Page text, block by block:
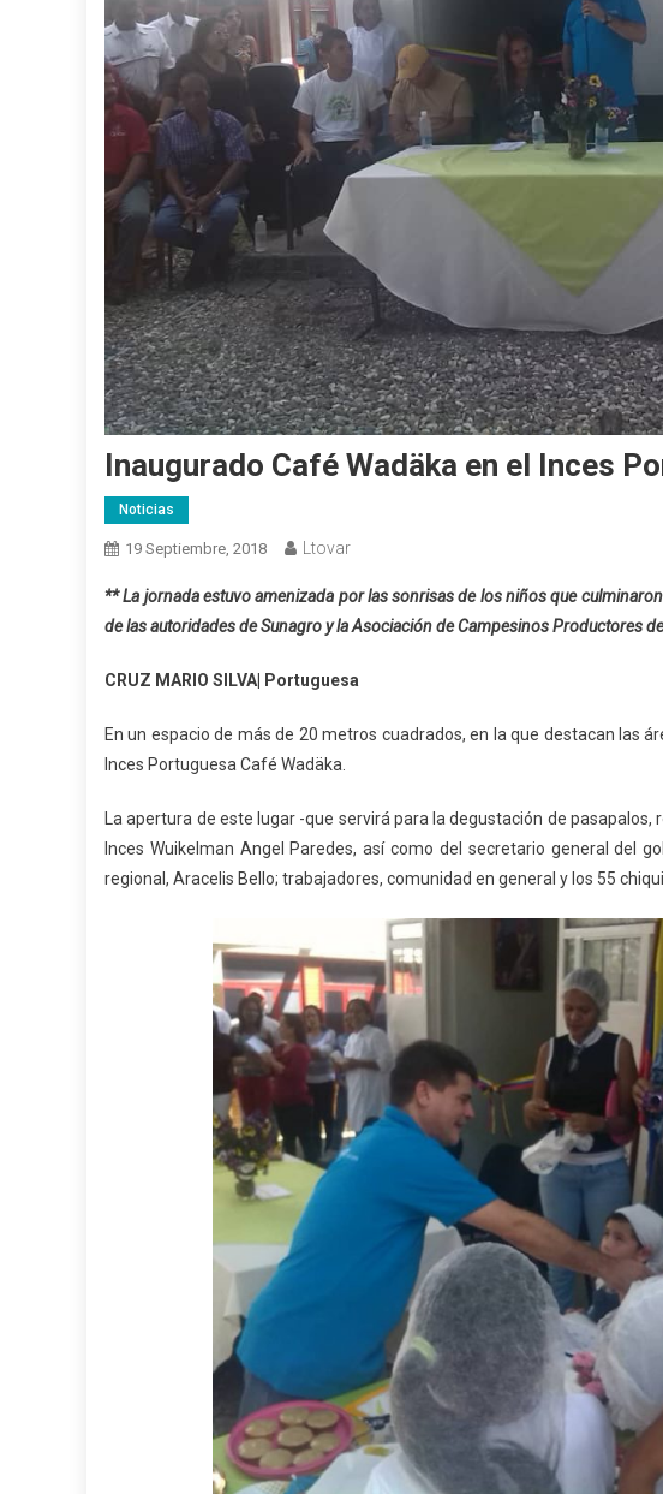
Inaugurado Café Wadäka en el Inces
Noticias
19 Septiembre, 2018 Ltovar
** La jornada estuvo amenizada por las sonrisas de los niños que
de las autoridades de Sunagro y la Asociación de Campesinos Productores
CRUZ MARIO SILVA| Portuguesa
En un espacio de más de 20 metros cuadrados, en la que destacan las
Inces Portuguesa Café Wadäka.
La apertura de este lugar -que servirá para la degustación de
Inces Wuikelman Angel Paredes, así como del secretario general del
regional, Aracelis Bello; trabajadores, comunidad en general y los 55